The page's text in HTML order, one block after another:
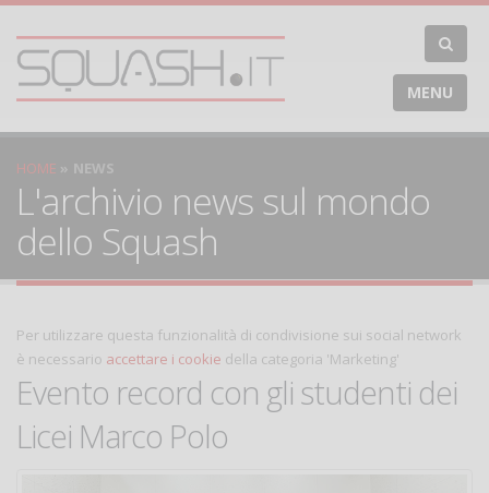
MENU
HOME NEWS
L'archivio news sul mondo
dello Squash
Per utilizzare questa funzionalità di condivisione sui social network
è necessario accettare i cookie della categoria 'Marketing'
Evento record con gli studenti dei
Licei Marco Polo